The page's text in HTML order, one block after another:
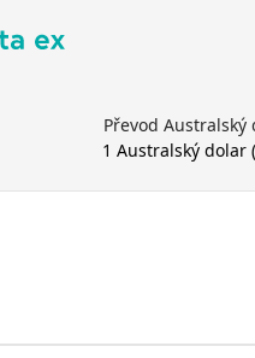
Převod Australský
1 Australský dolar (